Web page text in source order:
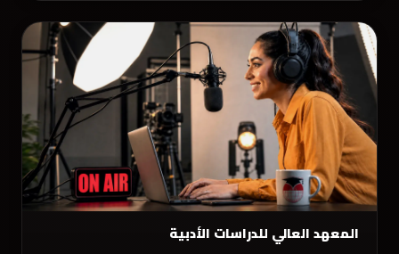
المعهد العالي للدراسات الأدبية